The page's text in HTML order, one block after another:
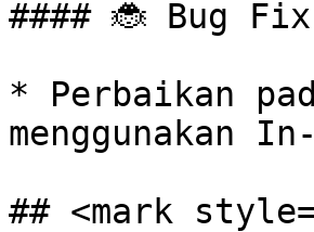
#### 🐞 Bug
* Perbaikan
menggunakan
## <mark